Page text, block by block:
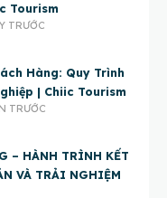
Tourism
TRƯỚC
Hàng: Quy Trình
| Chiic Tourism
TRƯỚC
– HÀNH TRÌNH KẾT
VÀ TRẢI NGHIỆM